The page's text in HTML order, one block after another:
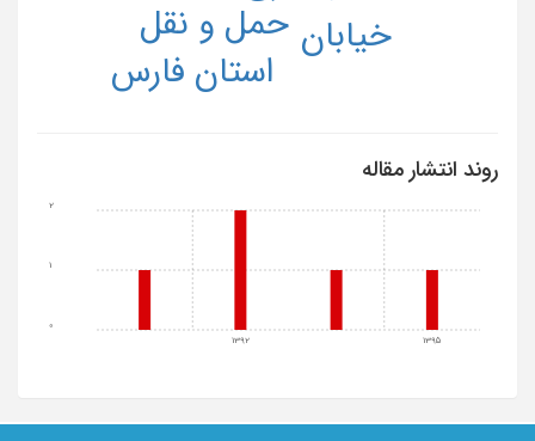
حمل و نقل
استان فارس
خیابان
روند انتشار مقاله
1392 1395
0
1
2